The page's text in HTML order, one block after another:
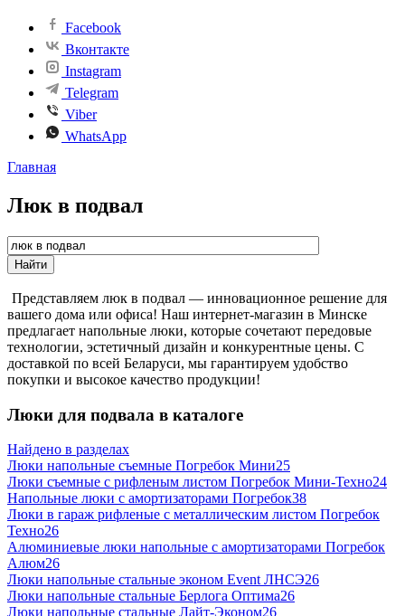
Facebook
Вконтакте
Instagram
Telegram
Viber
WhatsApp
Главная
Люк в подвал
Представляем люк в подвал — инновационное решение для
вашего дома или офиса! Наш интернет-магазин в Минске
предлагает напольные люки, которые сочетают передовые
технологии, эстетичный дизайн и конкурентные цены. С
доставкой по всей Беларуси, мы гарантируем удобство
покупки и высокое качество продукции!
Люки для подвала в каталоге
Найдено в разделах
Люки напольные съемные Погребок Мини25
Люки съемные с рифленым листом Погребок Мини-Техно24
Напольные люки с амортизаторами Погребок38
Люки в гараж рифленые с металлическим листом Погребок
Техно26
Алюминиевые люки напольные с амортизаторами Погребок
Алюм26
Люки напольные стальные эконом Event ЛНСЭ26
Люки напольные стальные Берлога Оптима26
Люки напольные стальные Лайт-Эконом26